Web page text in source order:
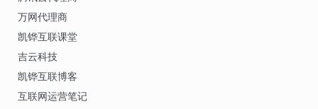
万网代理商
凯铧互联课堂
吉云科技
凯铧互联博客
互联网运营笔记